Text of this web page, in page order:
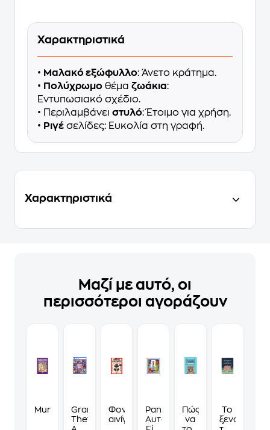
Χαρακτηριστικά
• Μαλακό εξώφυλλο: Άνετο κράτημα.
• Πολύχρωμο θέμα ζωάκια:
Εντυπωσιακό σχέδιο.
• Περιλαμβάνει στυλό: Έτοιμο για χρήση.
• Ριγέ σελίδες: Ευκολία στη γραφή.
Χαρακτηριστικά
Μαζί με αυτό, οι
περισσότεροι αγοράζουν
MurdokuGrand
Theft
Φονικά
αινίγματα
Panini
Αυτοκόλλητα
Πώς
να
Το
ξενοδοχείο